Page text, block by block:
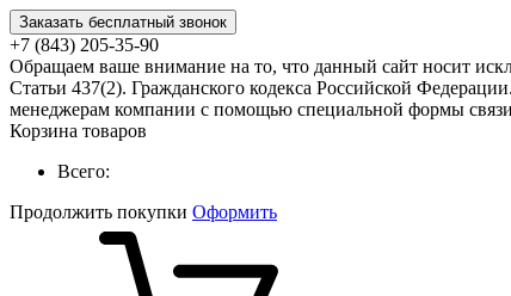
Заказать бесплатный звонок
+7 (843) 205-35-90
Обращаем ваше внимание на то, что данный сайт носит
Статьи 437(2). Гражданского кодекса Российской
менеджерам компании с помощью специальной формы
Корзина товаров
Всего:
Продолжить покупки Оформить